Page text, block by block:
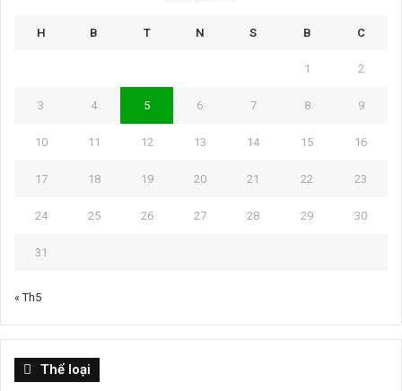
H B T N S B C
1 2
3 4 5 6 7 8 9
10 11 12 13 14 15 16
17 18 19 20 21 22 23
24 25 26 27 28 29 30
31
« Th5
Thể loại
loại